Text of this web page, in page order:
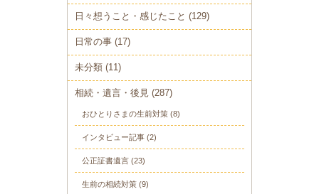
日々想うこと・感じたこと (129)
日常の事 (17)
未分類 (11)
相続・遺言・後見 (287)
おひとりさまの生前対策 (8)
インタビュー記事 (2)
公正証書遺言 (23)
生前の相続対策 (9)